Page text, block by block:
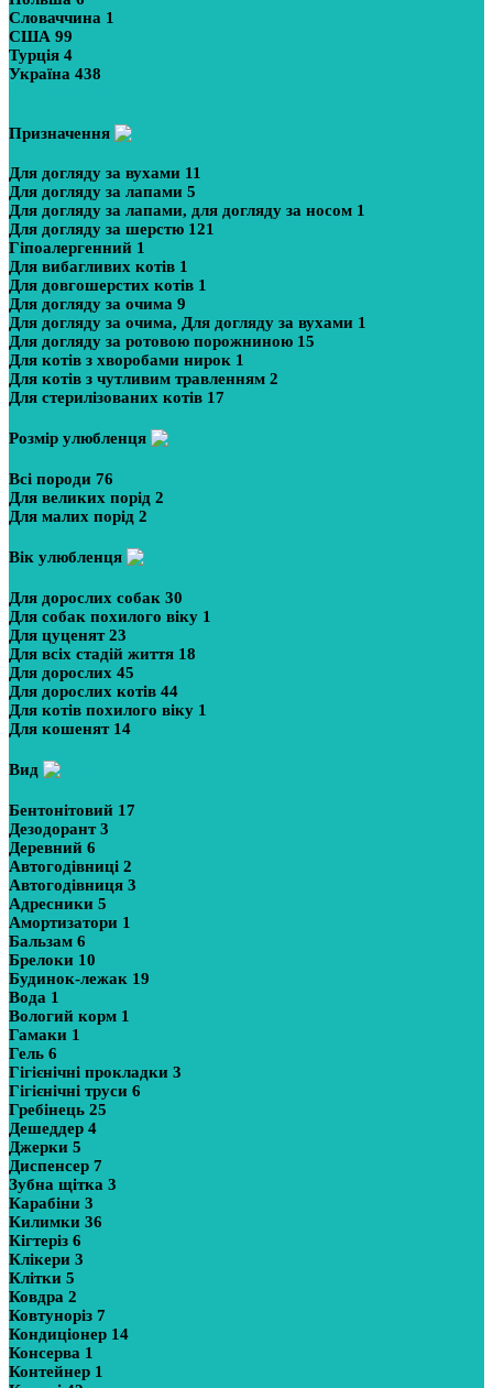
Словаччина 1
США 99
Турція 4
Україна 438
Призначення
Для догляду за вухами 11
Для догляду за лапами 5
Для догляду за лапами, для догляду за носом 1
Для догляду за шерстю 121
Гіпоалергенний 1
Для вибагливих котів 1
Для довгошерстих котів 1
Для догляду за очима 9
Для догляду за очима, Для догляду за вухами 1
Для догляду за ротовою порожниною 15
Для котів з хворобами нирок 1
Для котів з чутливим травленням 2
Для стерилізованих котів 17
Розмір улюбленця
Всі породи 76
Для великих порід 2
Для малих порід 2
Вік улюбленця
Для дорослих собак 30
Для собак похилого віку 1
Для цуценят23
Для всіх стадій життя 18
Для дорослих 45
Для дорослих котів 44
Для котів похилого віку 1
Для кошенят 14
Вид
Бентонітовий 17
Дезодорант3
Деревний 6
Автогодівниці 2
Автогодівниця 3
Адресники 5
Амортизатори 1
Бальзам 6
Брелоки 10
Будинок-лежак 19
Вода 1
Вологий корм 1
Гамаки 1
Гель 6
Гігієнічні прокладки 3
Гігієнічні труси 6
Гребінець 25
Дешеддер 4
Джерки 5
Диспенсер 7
Зубна щітка 3
Карабіни 3
Килимки 36
Кігтеріз 6
Клікери 3
Клітки 5
Ковдра 2
Ковтуноріз 7
Кондиціонер 14
Консерва 1
Контейнер 1